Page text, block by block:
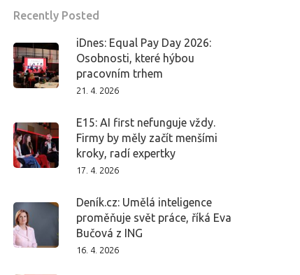
Recently Posted
iDnes: Equal Pay Day 2026:
Osobnosti, které hýbou
pracovním trhem
21. 4. 2026
E15: AI first nefunguje vždy.
Firmy by měly začít menšími
kroky, radí expertky
17. 4. 2026
Deník.cz: Umělá inteligence
proměňuje svět práce, říká Eva
Bučová z ING
16. 4. 2026